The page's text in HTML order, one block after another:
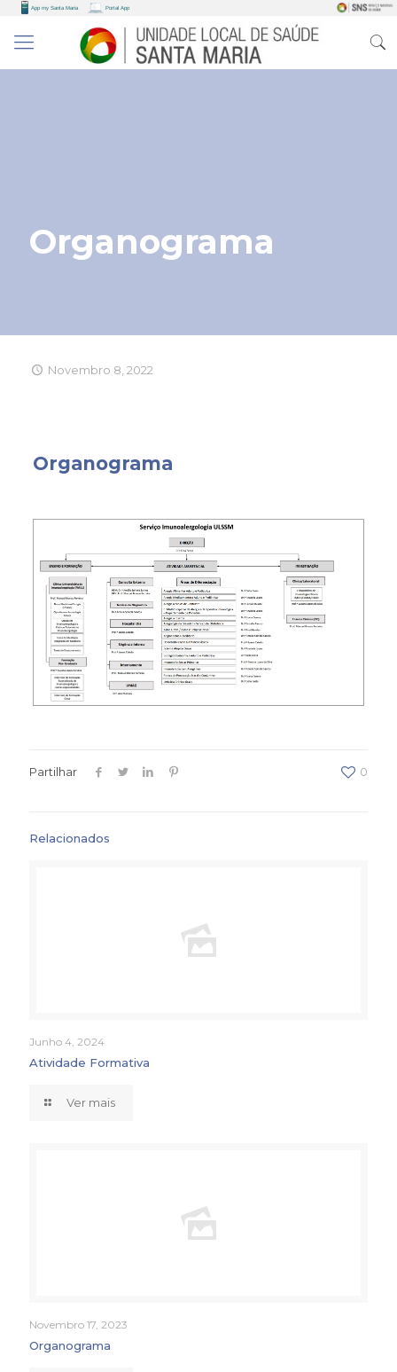
Organograma
Novembro 8, 2022
Organograma
Partilhar 0
Relacionados
Junho 4, 2024
Atividade Formativa
Ver mais
Novembro 17, 2023
Organograma